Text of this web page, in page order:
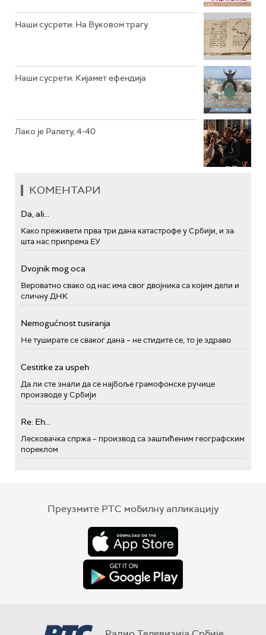
Наши сусрети: На Вуковом трагу
Наши сусрети: Кијамет ефендија
Лако је Ралету, 4-40
КОМЕНТАРИ
Da, ali...
Како преживети прва три дана катастрофе у Србији, и за
шта нас припрема ЕУ
Dvojnik mog oca
Вероватно свако од нас има свог двојника са којим дели и
сличну ДНК
Nemogućnost tusiranja
Не туширате се сваког дана – не стидите се, то је здраво
Cestitke za uspeh
Да ли сте знали да се најбоље грамофонске ручице
производе у Србији
Re: Eh...
Лесковачка спржа – производ са заштићеним географским
пореклом
Преузмите РТС мобилну апликацију